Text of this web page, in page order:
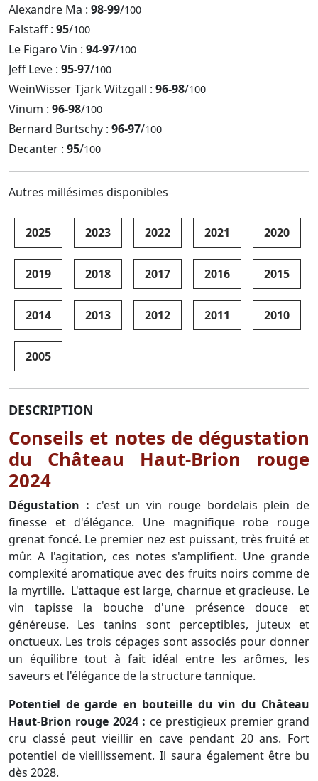
Alexandre Ma : 98-99/100
Falstaff : 95/100
Le Figaro Vin : 94-97/100
Jeff Leve : 95-97/100
WeinWisser Tjark Witzgall : 96-98/100
Vinum : 96-98/100
Bernard Burtschy : 96-97/100
Decanter : 95/100
Autres millésimes disponibles
2025 2023 2022 2021 2020
2019 2018 2017 2016 2015
2014 2013 2012 2011 2010
2005
DESCRIPTION
Conseils et notes de dégustation
du Château Haut-Brion rouge
2024
Dégustation : c'est un vin rouge bordelais plein de
finesse et d'élégance. Une magnifique robe rouge
grenat foncé. Le premier nez est puissant, très fruité et
mûr. A l'agitation, ces notes s'amplifient. Une grande
complexité aromatique avec des fruits noirs comme de
la myrtille. L'attaque est large, charnue et gracieuse. Le
vin tapisse la bouche d'une présence douce et
généreuse. Les tanins sont perceptibles, juteux et
onctueux. Les trois cépages sont associés pour donner
un équilibre tout à fait idéal entre les arômes, les
saveurs et l'élégance de la structure tannique.
Potentiel de garde en bouteille du vin du Château
Haut-Brion rouge 2024 : ce prestigieux premier grand
cru classé peut vieillir en cave pendant 20 ans. Fort
potentiel de vieillissement. Il saura également être bu
dès 2028.